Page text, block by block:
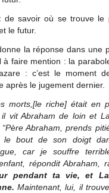
de savoir où se trouve le
le futur.
la réponse dans une
à faire mention : la
: c’est le moment
après le jugement dernier.
morts,[le riche] était en
vit Abraham de loin et
Abraham, prends
le bout de son doigt
car je souffre
répondit Abraham,
pendant ta vie, et
Maintenant, lui, il